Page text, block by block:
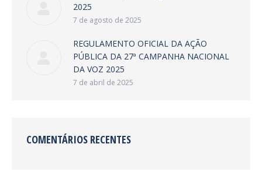
2025
7 de agosto de 2025
REGULAMENTO OFICIAL DA AÇÃO
PÚBLICA DA 27ª CAMPANHA NACIONAL
DA VOZ 2025
7 de abril de 2025
COMENTÁRIOS RECENTES